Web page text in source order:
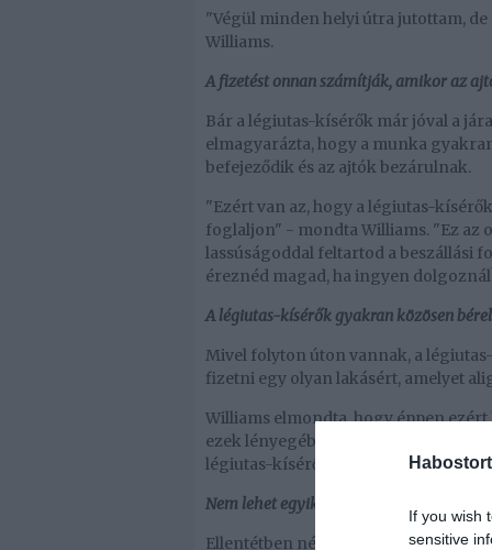
If you wish
sensitive
"Végül minden helyi útra jutottam,
Williams.
A fizetést onnan számítják, amikor az
Bár a légiutas-kísérők már jóval a
elmagyarázta, hogy a munka
befejeződik és az ajtók bezárulnak.
"Ezért van az, hogy a légiutas-
foglaljon" - mondta Williams. "Ez az
lassúságoddal feltartod a beszállási
éreznéd magad, ha ingyen
A légiutas-kísérők gyakran közösen
Mivel folyton úton vannak, a
fizetni egy olyan lakásért, amelyet
Williams elmondta, hogy éppen
ezek lényegében a repülőtér
légiutas-kísérőkkel lehet megosztani.
Nem lehet egyik napról a másikra
Ellentétben néhány olyan munkával,